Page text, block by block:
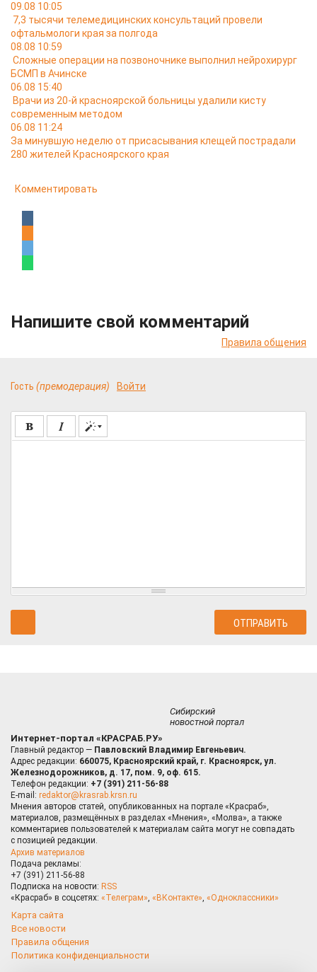
09.08 10:05
7,3 тысячи телемедицинских консультаций провели
офтальмологи края за полгода
08.08 10:59
Сложные операции на позвоночнике выполнил нейрохирург
БСМП в Ачинске
06.08 15:40
Врачи из 20-й красноярской больницы удалили кисту
современным методом
06.08 11:24
За минувшую неделю от присасывания клещей пострадали
280 жителей Красноярского края
Комментировать
Напишите свой комментарий
Правила общения
Гость (премодерация) Войти
Сибирский
новостной портал
Интернет-портал «КРАСРАБ.РУ»
Главный редактор — Павловский Владимир Евгеньевич.
Адрес редакции: 660075, Красноярский край, г. Красноярск, ул.
Железнодорожников, д. 17, пом. 9, оф. 615.
Телефон редакции: +7 (391) 211-56-88
E-mail: redaktor@krasrab.krsn.ru
Мнения авторов статей, опубликованных на портале «Красраб»,
материалов, размещённых в разделах «Мнения», «Молва», а также
комментариев пользователей к материалам сайта могут не совпадать
с позицией редакции.
Архив материалов
Подача рекламы:
+7 (391) 211-56-88
Подписка на новости: RSS
«Красраб» в соцсетях: «Телеграм», «ВКонтакте», «Одноклассники»
Карта сайта
Все новости
Правила общения
Политика конфиденциальности